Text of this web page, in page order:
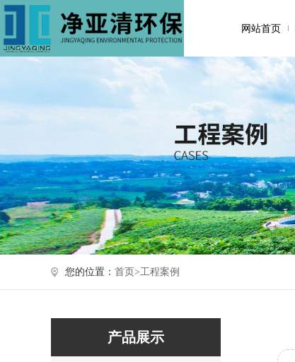
网站首页
您的位置： 首页>工程案例
产品展示